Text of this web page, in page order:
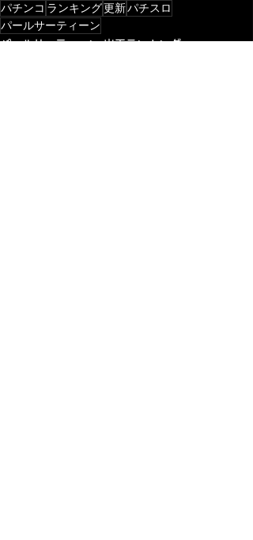
パチンコ ランキング更新パチスロ
パールサーティーン
パールサーティーン 出玉ランキング